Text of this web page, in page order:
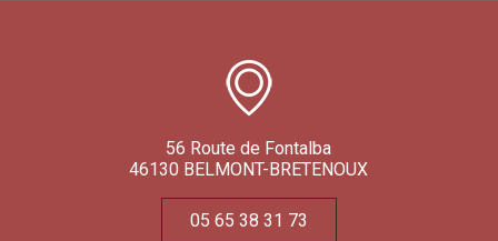
56 Route de Fontalba
46130 BELMONT-BRETENOUX
05 65 38 31 73